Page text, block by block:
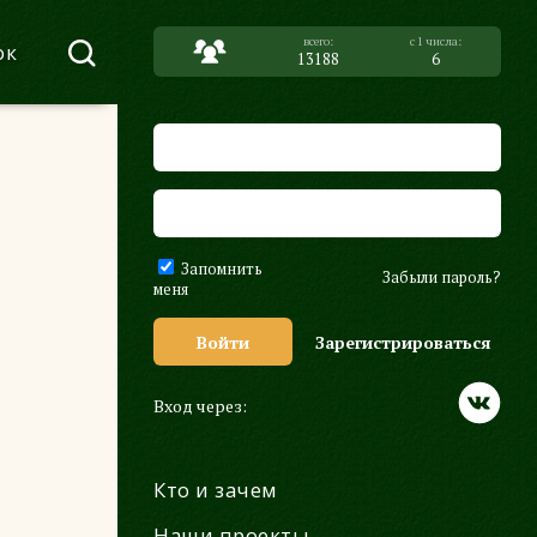
13188 6
Запомнить
меня
Забыли пароль?
Войти Зарегистрироваться
Вход через:
Кто и зачем